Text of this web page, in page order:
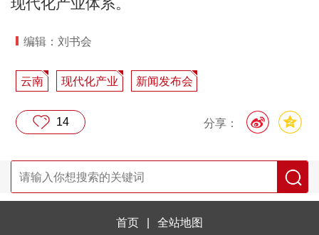
编辑：刘书会
云南 现代化产业 新闻发布会
分享：
14
首页 全站地图